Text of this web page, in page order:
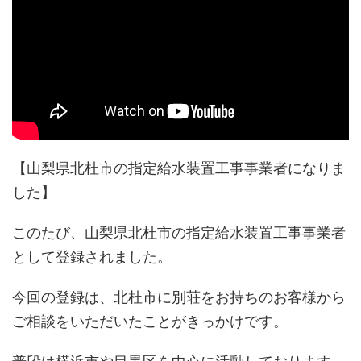
【山梨県北杜市の指定給水装置工事事業者になりま
した】
このたび、山梨県北杜市の指定給水装置工事事業者
として登録されました。
今回の登録は、北杜市に別荘をお持ちのお客様から
ご相談をいただいたことがきっかけです。